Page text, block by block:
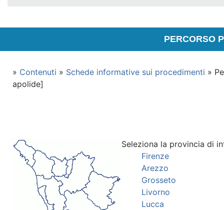
PERCORSO
» Contenuti » Schede informative sui procedimenti »
apolide]
Seleziona la provincia di
Firenze
Arezzo
Grosseto
Livorno
Lucca